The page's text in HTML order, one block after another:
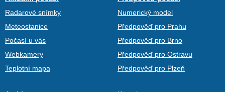
Radarové snímky
Meteostanice
Počasí u vás
Webkamery
Teplotní mapa
Numerický model
Předpověď pro Prahu
Předpověď pro Brno
Předpověď pro Ostravu
Předpověď pro Plzeň